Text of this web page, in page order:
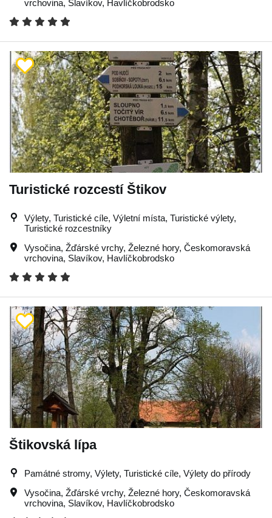
vrchovina, Slavíkov, Havlíčkobrodsko
Turistické rozcestí Štikov
Výlety, Turistické cíle, Výletní místa, Turistické výlety,
Turistické rozcestníky
Vysočina, Žďárské vrchy, Železné hory, Českomoravská
vrchovina, Slavíkov, Havlíčkobrodsko
Štikovská lípa
Památné stromy, Výlety, Turistické cíle, Výlety do přírody
Vysočina, Žďárské vrchy, Železné hory, Českomoravská
vrchovina, Slavíkov, Havlíčkobrodsko